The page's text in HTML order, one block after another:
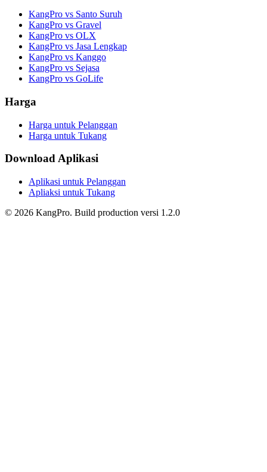
KangPro vs Santo Suruh
KangPro vs Gravel
KangPro vs OLX
KangPro vs Jasa Lengkap
KangPro vs Kanggo
KangPro vs Sejasa
KangPro vs GoLife
Harga
Harga untuk Pelanggan
Harga untuk Tukang
Download Aplikasi
Aplikasi untuk Pelanggan
Apliaksi untuk Tukang
© 2026 KangPro. Build production versi 1.2.0